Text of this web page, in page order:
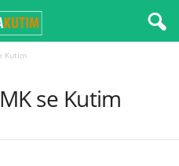
Kutim
se Kutim